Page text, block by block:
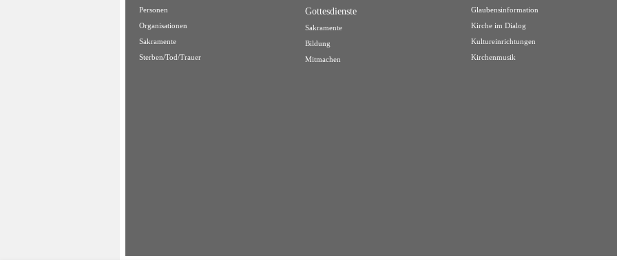
Personen
Organisationen
Sakramente
Sterben/Tod/Trauer
Gottesdienste
Sakramente
Bildung
Mitmachen
Glaubensinformation
Kirche im Dialog
Kultureinrichtungen
Kirchenmusik